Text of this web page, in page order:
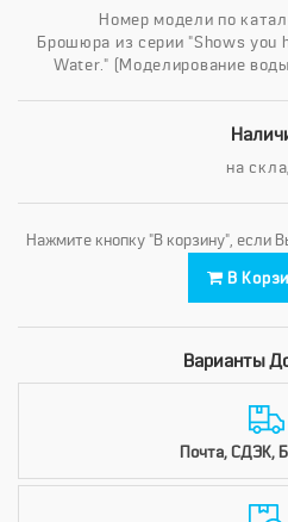
Номер модели по
Брошюра из серии "Shows you
Water." (Моделирование
на
Нажмите кнопку "В корзину", если
В
Варианты
Почта, СДЭК,